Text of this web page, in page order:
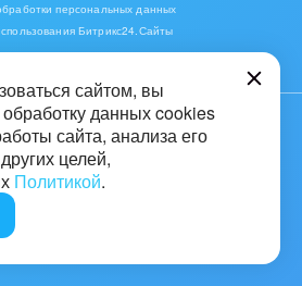
можно скопировать и использовать!
персональных данных
Битрикс24.Сайты
Битрикс». Работает на «1С-Битрикс:
с 1С-Битрикс
сайтом, вы
данных cookies
сайта, анализа его
целей,
Политикой.